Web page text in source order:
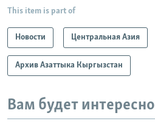
This item is part of
Новости Центральная Азия
Архив Азаттыка Кыргызстан
Вам будет интересно